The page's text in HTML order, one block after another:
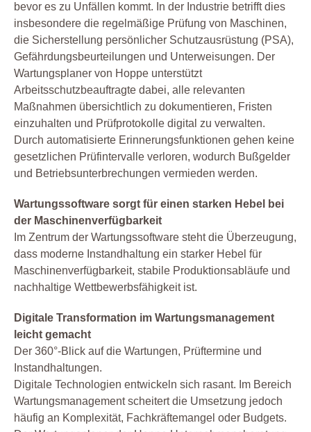
bevor es zu Unfällen kommt. In der Industrie betrifft dies
insbesondere die regelmäßige Prüfung von Maschinen,
die Sicherstellung persönlicher Schutzausrüstung (PSA),
Gefährdungsbeurteilungen und Unterweisungen. Der
Wartungsplaner von Hoppe unterstützt
Arbeitsschutzbeauftragte dabei, alle relevanten
Maßnahmen übersichtlich zu dokumentieren, Fristen
einzuhalten und Prüfprotokolle digital zu verwalten.
Durch automatisierte Erinnerungsfunktionen gehen keine
gesetzlichen Prüfintervalle verloren, wodurch Bußgelder
und Betriebsunterbrechungen vermieden werden.
Wartungssoftware sorgt für einen starken Hebel bei
der Maschinenverfügbarkeit
Im Zentrum der Wartungssoftware steht die Überzeugung,
dass moderne Instandhaltung ein starker Hebel für
Maschinenverfügbarkeit, stabile Produktionsabläufe und
nachhaltige Wettbewerbsfähigkeit ist.
Digitale Transformation im Wartungsmanagement
leicht gemacht
Der 360°-Blick auf die Wartungen, Prüftermine und
Instandhaltungen.
Digitale Technologien entwickeln sich rasant. Im Bereich
Wartungsmanagement scheitert die Umsetzung jedoch
häufig an Komplexität, Fachkräftemangel oder Budgets.